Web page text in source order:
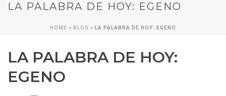
LA PALABRA DE HOY: EGENO
HOME » BLOG » LA PALABRA DE HOY: EGENO
LA PALABRA DE HOY:
EGENO